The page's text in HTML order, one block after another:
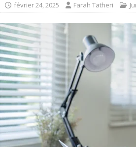
février 24, 2025 Farah Tatheri